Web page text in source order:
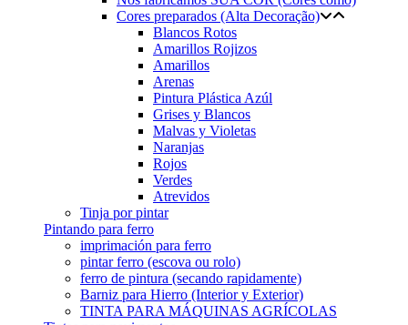
Cores preparados (Alta Decoração)
Blancos Rotos
Amarillos Rojizos
Amarillos
Arenas
Pintura Plástica Azúl
Grises y Blancos
Malvas y Violetas
Naranjas
Rojos
Verdes
Atrevidos
Tinja por pintar
Pintando para ferro
imprimación para ferro
pintar ferro (escova ou rolo)
ferro de pintura (secando rapidamente)
Barniz para Hierro (Interior y Exterior)
TINTA PARA MÁQUINAS AGRÍCOLAS